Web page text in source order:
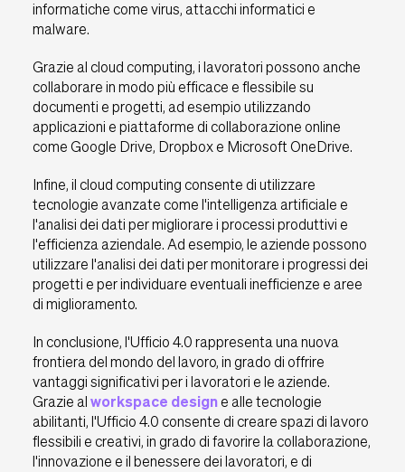
informatiche come virus, attacchi informatici e
malware.
Grazie al cloud computing, i lavoratori possono anche
collaborare in modo più efficace e flessibile su
documenti e progetti, ad esempio utilizzando
applicazioni e piattaforme di collaborazione online
come Google Drive, Dropbox e Microsoft OneDrive.
Infine, il cloud computing consente di utilizzare
tecnologie avanzate come l'intelligenza artificiale e
l'analisi dei dati per migliorare i processi produttivi e
l'efficienza aziendale. Ad esempio, le aziende possono
utilizzare l'analisi dei dati per monitorare i progressi dei
progetti e per individuare eventuali inefficienze e aree
di miglioramento.
In conclusione, l'Ufficio 4.0 rappresenta una nuova
frontiera del mondo del lavoro, in grado di offrire
vantaggi significativi per i lavoratori e le aziende.
Grazie al workspace designe alle tecnologie
abilitanti, l'Ufficio 4.0 consente di creare spazi di lavoro
flessibili e creativi, in grado di favorire la collaborazione,
l'innovazione e il benessere dei lavoratori, e di